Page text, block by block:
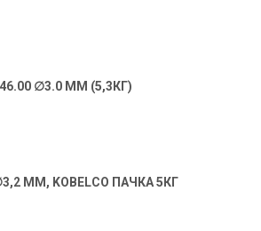
∅3.0 ММ (5,3КГ)
ММ, KOBELCO ПАЧКА 5КГ